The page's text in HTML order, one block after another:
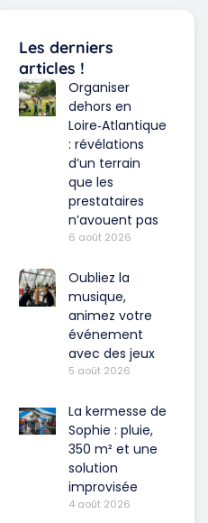
Les derniers
articles !
Organiser
dehors en
Loire‑Atlantique
: révélations
d’un terrain
que les
prestataires
n’avouent pas
6 août 2026
Oubliez la
musique,
animez votre
événement
avec des jeux
5 août 2026
La kermesse de
Sophie : pluie,
350 m² et une
solution
improvisée
4 août 2026